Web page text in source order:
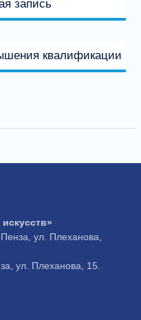
запись
квалификации
ул. Плеханова,
ул. Плеханова, 15.